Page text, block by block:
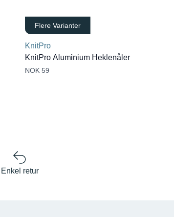
Flere Varianter
KnitPro
KnitPro Aluminium Heklenåler
NOK 59
Enkel retur